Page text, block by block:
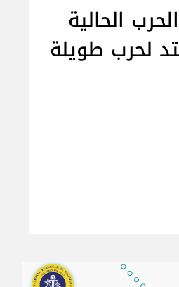
الحالية
لحرب طويلة